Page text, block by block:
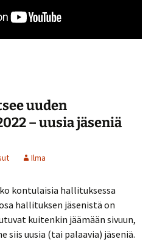
uuden
– uusia jäseniä
Ilma
kontulaisia hallituksessa
hallituksen jäsenistä on
kuitenkin jäämään sivuun,
siis uusia (tai palaavia) jäseniä.